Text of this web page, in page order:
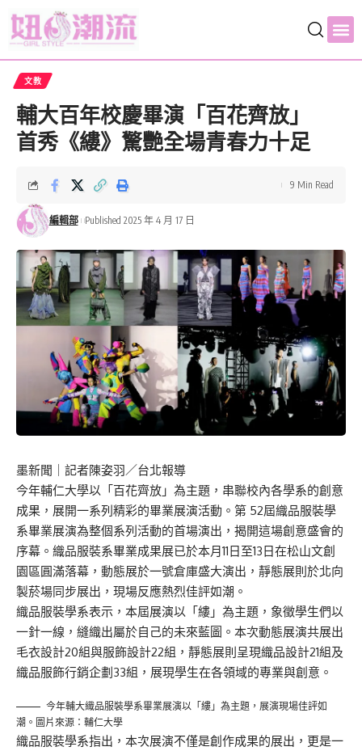
文教
輔大百年校慶畢演「百花齊放」
首秀《縷》驚艷全場青春力十足
編輯部 Published 2025 年 4 月 17 日
9 Min Read
墨新聞 ｜記者陳姿羽／台北報導
今年輔仁大學以「百花齊放」為主題，串聯校內各學系的創意
成果，展開一系列精彩的畢業展演活動。第 52屆織品服裝學
系畢業展演為整個系列活動的首場演出，揭開這場創意盛會的
序幕。織品服裝系畢業成果展已於本月11日至13日在松山文創
園區圓滿落幕，動態展於一號倉庫盛大演出，靜態展則於北向
製菸場同步展出，現場反應熱烈佳評如潮。
織品服裝學系表示，本屆展演以「縷」為主題，象徵學生們以
一針一線，縫織出屬於自己的未來藍圖。本次動態展演共展出
毛衣設計20組與服飾設計22組，靜態展則呈現織品設計21組及
織品服飾行銷企劃33組，展現學生在各領域的專業與創意。
今年輔大織品服裝學系畢業展演以「縷」為主題，展演現場佳評如
潮。圖片來源：輔仁大學
織品服裝學系指出，本次展演不僅是創作成果的展出，更是一